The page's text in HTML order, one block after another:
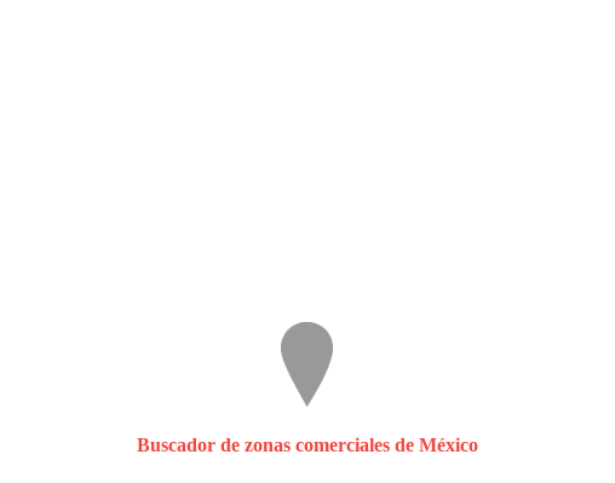
Buscador de zonas comerciales de México